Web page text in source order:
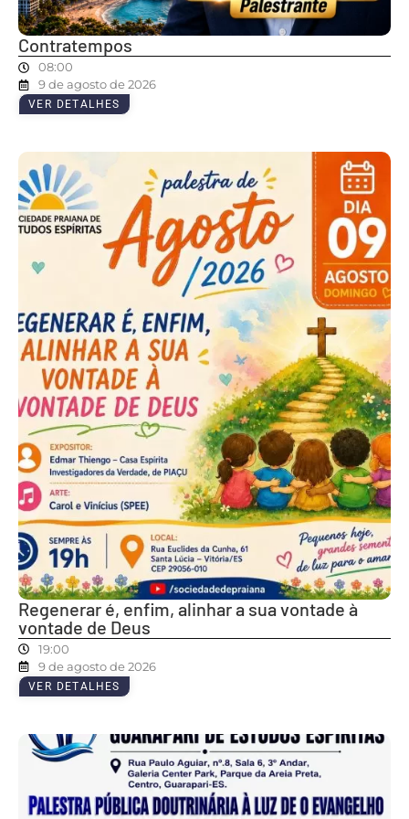
Contratempos
08:00
9 de agosto de 2026
VER DETALHES
Regenerar é, enfim, alinhar a sua vontade à
vontade de Deus
19:00
9 de agosto de 2026
VER DETALHES